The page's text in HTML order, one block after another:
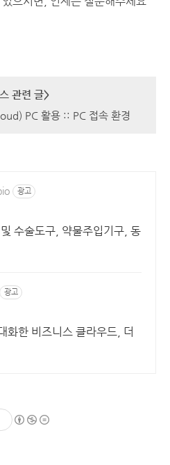
관련 글>
PC 활용 :: PC 접속 환경
광고
수술도구, 약물주입기구, 동
광고
화한 비즈니스 클라우드, 더